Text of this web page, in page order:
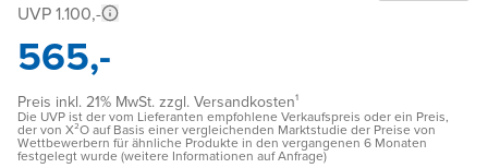
UVP 1.100,-
565,-
Preis inkl. 21% MwSt. zzgl. Versandkosten¹
Die UVP ist der vom Lieferanten empfohlene Verkaufspreis oder ein Preis,
der von X²O auf Basis einer vergleichenden Marktstudie der Preise von
Wettbewerbern für ähnliche Produkte in den vergangenen 6 Monaten
festgelegt wurde (weitere Informationen auf Anfrage)